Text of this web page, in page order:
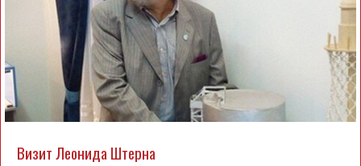
Визит Леонида Штерна